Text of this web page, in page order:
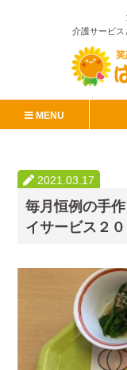
介護サービス
MENU
2021.03.17
毎月恒例の手
イサービス２